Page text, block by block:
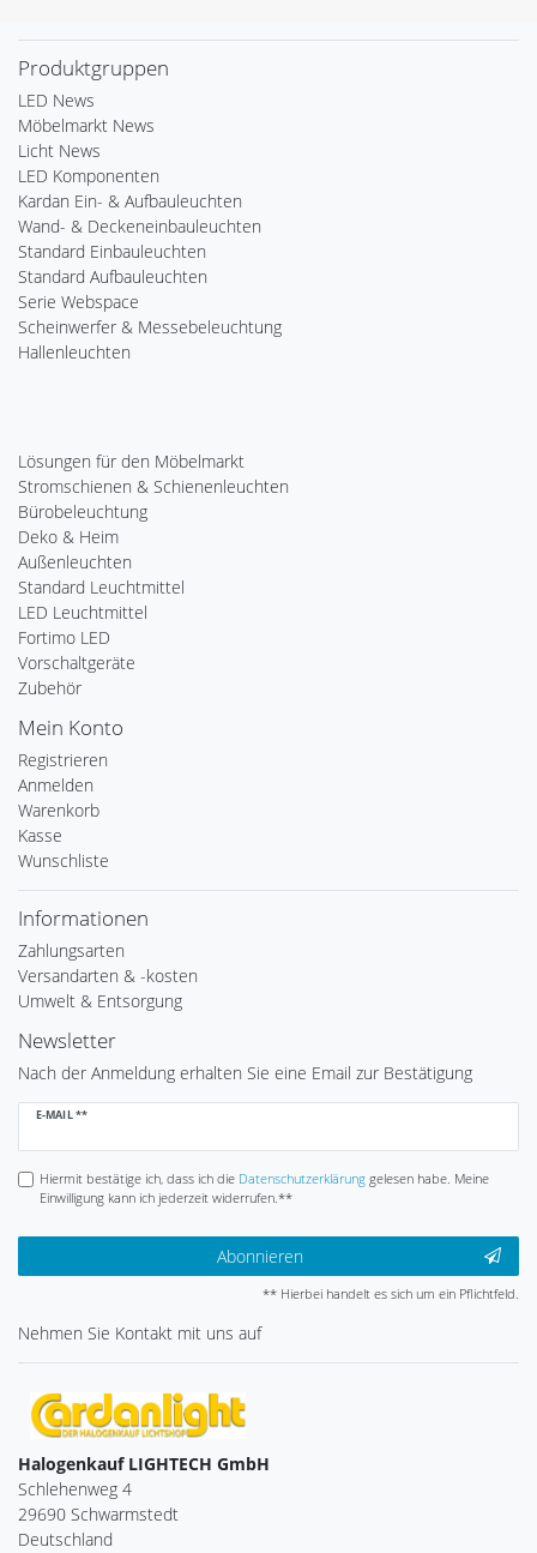
Produktgruppen
LED News
Möbelmarkt News
Licht News
LED Komponenten
Kardan Ein- & Aufbauleuchten
Wand- & Deckeneinbauleuchten
Standard Einbauleuchten
Standard Aufbauleuchten
Serie Webspace
Scheinwerfer & Messebeleuchtung
Hallenleuchten
Lösungen für den Möbelmarkt
Stromschienen & Schienenleuchten
Bürobeleuchtung
Deko & Heim
Außenleuchten
Standard Leuchtmittel
LED Leuchtmittel
Fortimo LED
Vorschaltgeräte
Zubehör
Mein Konto
Registrieren
Anmelden
Warenkorb
Kasse
Wunschliste
Informationen
Zahlungsarten
Versandarten & -kosten
Umwelt & Entsorgung
Newsletter
Nach der Anmeldung erhalten Sie eine Email zur Bestätigung
E-MAIL **
Newsletter
Hiermit bestätige ich, dass ich die Daten­schutz­erklärunggelesen habe. Meine
Einwilligung kann ich jederzeit widerrufen.**
Abonnieren
** Hierbei handelt es sich um ein Pflichtfeld.
Nehmen Sie Kontakt mit uns auf
Halogenkauf LIGHTECH GmbH
Schlehenweg 4
29690 Schwarmstedt
Deutschland